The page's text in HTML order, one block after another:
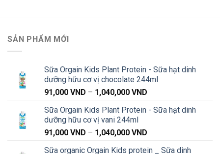
SẢN PHẨM MỚI
Sữa Orgain Kids Plant Protein - Sữa hạt dinh
dưỡng hữu cơ vị chocolate 244ml
91,000 VND – 1,040,000 VND
từ
Sữa Orgain Kids Plant Protein - Sữa hạt dinh
dưỡng hữu cơ vị vani 244ml
91,000 VND – 1,040,000 VND
Sữa organic Orgain Kids protein _ Sữa dinh